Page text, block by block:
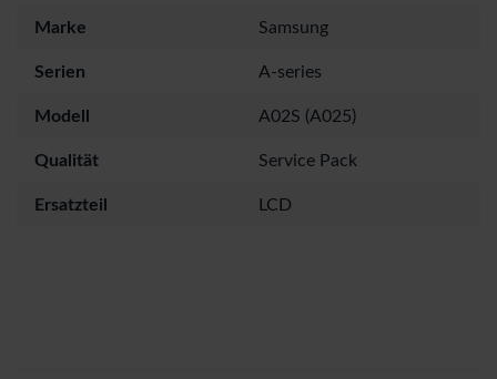
Marke Samsung
Serien A-series
Modell A02S (A025)
Qualität Service Pack
Ersatzteil LCD